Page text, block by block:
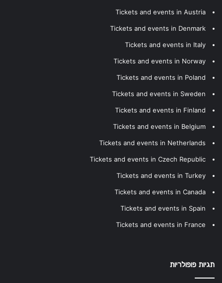
Tickets and events in Austria
Tickets and events in Denmark
Tickets and events in Italy
Tickets and events in Norway
Tickets and events in Poland
Tickets and events in Sweden
Tickets and events in Finland
Tickets and events in Belgium
Tickets and events in Netherlands
Tickets and events in Czech Republic
Tickets and events in Turkey
Tickets and events in Canada
Tickets and events in Spain
Tickets and events in France
תגיות פופולריות